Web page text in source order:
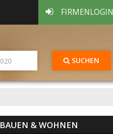
FIRMENLOGIN
SUCHEN
BAUEN & WOHNEN